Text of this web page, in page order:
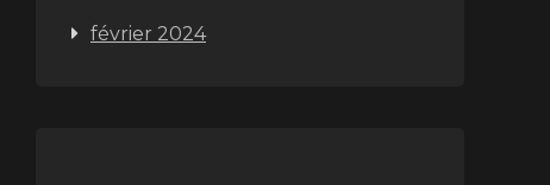
février 2024